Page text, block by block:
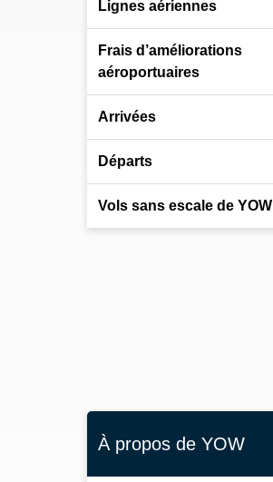
Lignes aériennes
Frais d’améliorations
aéroportuaires
Arrivées
Départs
Vols sans escale de YOW
À propos de YOW